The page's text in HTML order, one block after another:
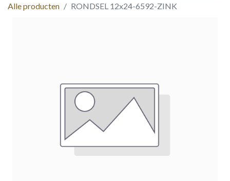
Alle producten RONDSEL 12x24-6592-ZINK